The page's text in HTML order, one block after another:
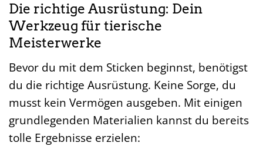
Die richtige Ausrüstung: Dein
Werkzeug für tierische
Meisterwerke
Bevor du mit dem Sticken beginnst, benötigst
du die richtige Ausrüstung. Keine Sorge, du
musst kein Vermögen ausgeben. Mit einigen
grundlegenden Materialien kannst du bereits
tolle Ergebnisse erzielen: